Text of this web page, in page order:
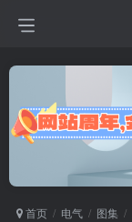
首页 电气 图集